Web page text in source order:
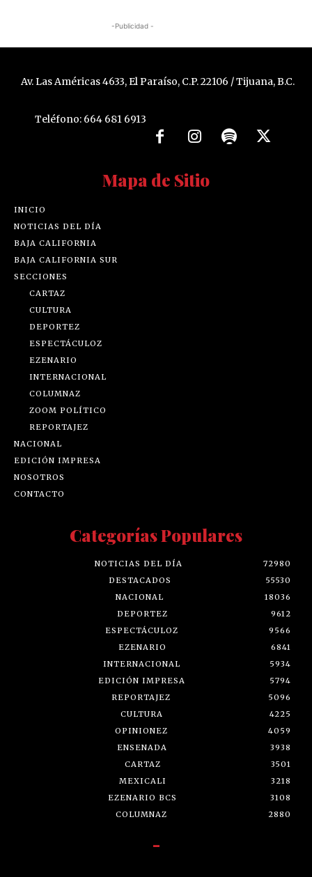
-Publicidad -
Av. Las Américas 4633, El Paraíso, C.P. 22106 / Tijuana, B.C.
Teléfono: 664 681 6913
Mapa de Sitio
INICIO
NOTICIAS DEL DÍA
BAJA CALIFORNIA
BAJA CALIFORNIA SUR
SECCIONES
CARTAZ
CULTURA
DEPORTEZ
ESPECTÁCULOZ
EZENARIO
INTERNACIONAL
COLUMNAZ
ZOOM POLÍTICO
REPORTAJEZ
NACIONAL
EDICIÓN IMPRESA
NOSOTROS
CONTACTO
Categorías Populares
NOTICIAS DEL DÍA
72980
DESTACADOS
55530
NACIONAL
18036
DEPORTEZ
9612
ESPECTÁCULOZ
9566
EZENARIO
6841
INTERNACIONAL
5934
EDICIÓN IMPRESA
5794
REPORTAJEZ
5096
CULTURA
4225
OPINIONEZ
4059
ENSENADA
3938
CARTAZ
3501
MEXICALI
3218
EZENARIO BCS
3108
COLUMNAZ
2880
-